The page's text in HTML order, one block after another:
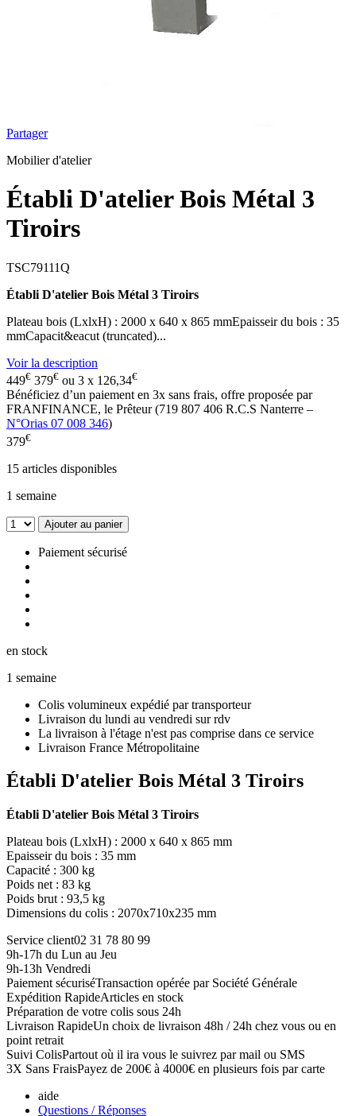
Partager
Mobilier d'atelier
Établi D'atelier Bois Métal 3
Tiroirs
TSC79111Q
Établi D'atelier Bois Métal 3 Tiroirs
Plateau bois (LxlxH) : 2000 x 640 x 865 mmEpaisseir du bois : 35
mmCapacit&eacut (truncated)...
Voir la description
449€ 379€ ou 3 x 126,34€
Bénéficiez d’un paiement en 3x sans frais, offre proposée par
FRANFINANCE, le Prêteur (719 807 406 R.C.S Nanterre –
N°Orias 07 008 346)
379€
15 articles disponibles
1 semaine
Ajouter au panier
Paiement sécurisé
en stock
1 semaine
Colis volumineux expédié par transporteur
Livraison du lundi au vendredi sur rdv
La livraison à l'étage n'est pas comprise dans ce service
Livraison France Métropolitaine
Établi D'atelier Bois Métal 3 Tiroirs
Établi D'atelier Bois Métal 3 Tiroirs
Plateau bois (LxlxH) : 2000 x 640 x 865 mm
Epaisseir du bois : 35 mm
Capacité : 300 kg
Poids net : 83 kg
Poids brut : 93,5 kg
Dimensions du colis : 2070x710x235 mm
Service client02 31 78 80 99
9h-17h du Lun au Jeu
9h-13h Vendredi
Paiement sécuriséTransaction opérée par Société Générale
Expédition RapideArticles en stock
Préparation de votre colis sous 24h
Livraison RapideUn choix de livraison 48h / 24h chez vous ou en
point retrait
Suivi ColisPartout où il ira vous le suivrez par mail ou SMS
3X Sans FraisPayez de 200€ à 4000€ en plusieurs fois par carte
aide
Questions / Réponses